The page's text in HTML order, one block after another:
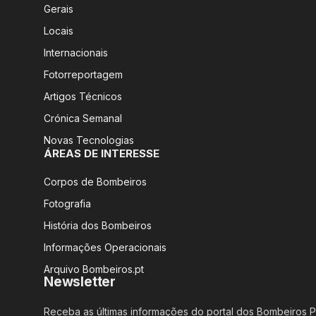
Gerais
Locais
Internacionais
Fotorreportagem
Artigos Técnicos
Crónica Semanal
Novas Tecnologias
ÁREAS DE INTERESSE
Corpos de Bombeiros
Fotografia
História dos Bombeiros
Informações Operacionais
Arquivo Bombeiros.pt
Newsletter
Receba as últimas informações do portal dos Bombeiros